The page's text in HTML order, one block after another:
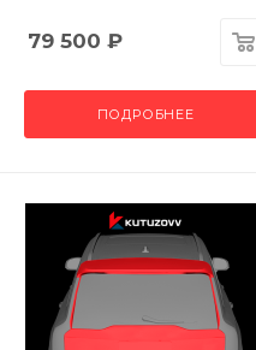
79 500 ₽
ПОДРОБНЕЕ